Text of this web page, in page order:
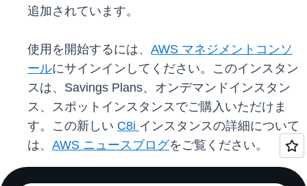
追加されています。
使用を開始するには、 AWS マネジメントコンソ
ールにサインインしてください。このインスタン
スは、Savings Plans、オンデマンドインスタン
ス、スポットインスタンスでご購入いただけま
す。この新しい C8i インスタンスの詳細について
は、 AWS ニュースブログをご覧ください。